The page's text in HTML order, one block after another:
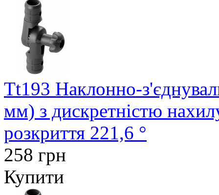
Tt193 Наклонно-
мм) з дискретністю
розкриття 221,6 °
258 грн
Купити